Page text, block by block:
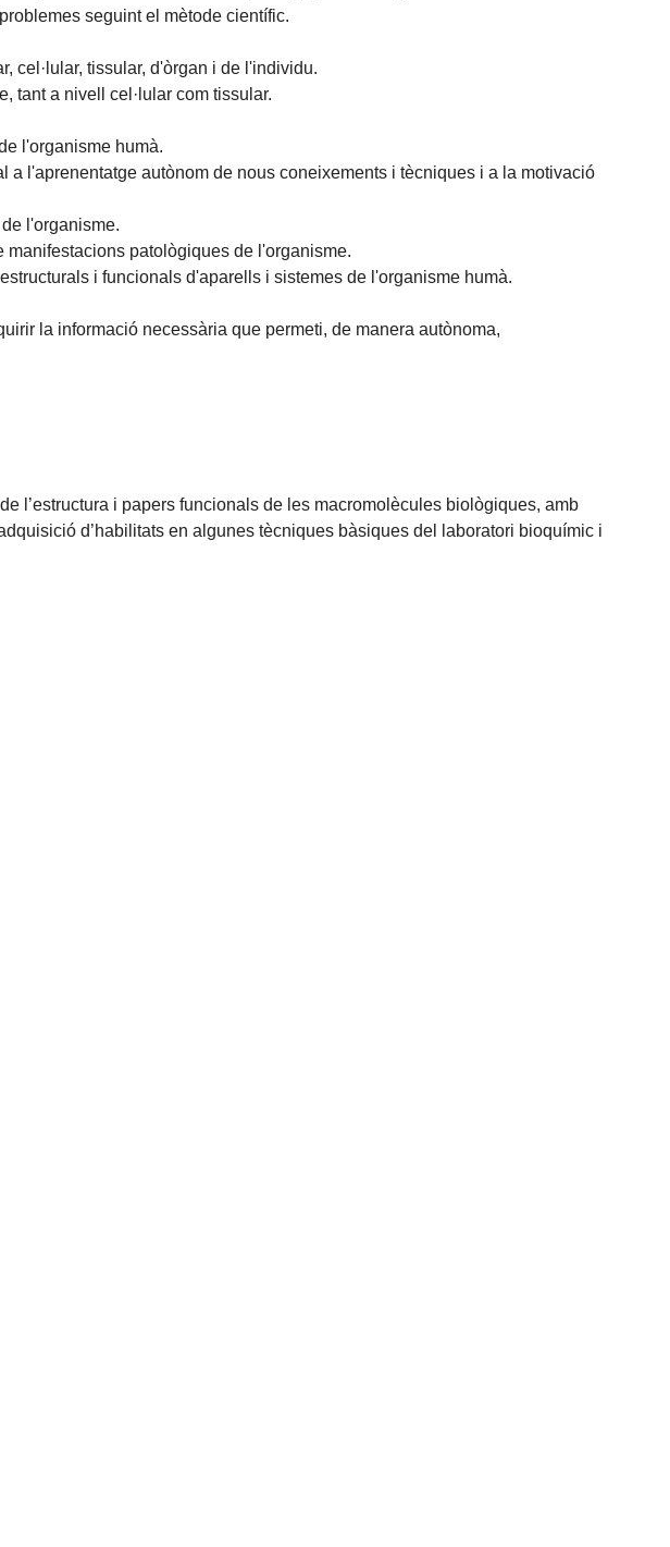
seguint el mètode científic.
cel·lular, tissular, d'òrgan i de l'individu.
tant a nivell cel·lular com tissular.
l'organisme humà.
l'aprenentatge autònom de nous coneixements i tècniques i a la motivació
l'organisme.
patològiques de l'organisme.
i funcionals d'aparells i sistemes de l'organisme humà.
la informació necessària que permeti, de manera autònoma,
l’estructura i papers funcionals de les macromolècules biològiques, amb
d’habilitats en algunes tècniques bàsiques del laboratori bioquímic i